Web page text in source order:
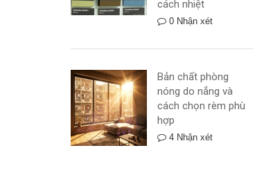
cách nhiệt
0 Nhận xét
Bản chất phòng
nóng do nắng và
cách chọn rèm phù
hợp
4 Nhận xét